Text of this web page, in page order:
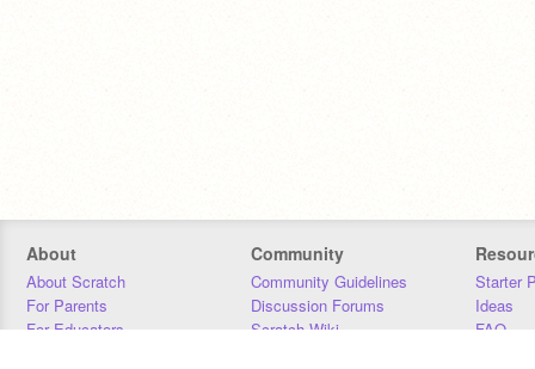
About
About Scratch
For Parents
For Educators
Community
Community Guidelines
Discussion Forums
Scratch Wiki
Starter
Ideas
FAQ